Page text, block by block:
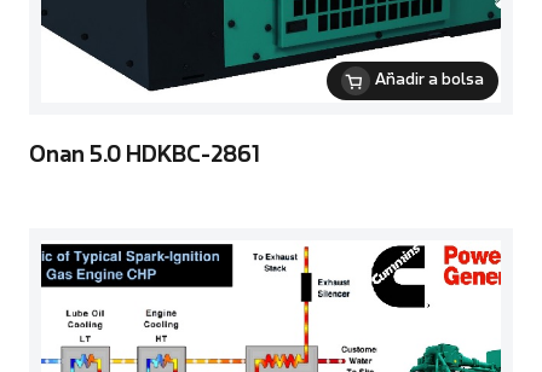
Añadir a bolsa
Onan 5.0 HDKBC-2861